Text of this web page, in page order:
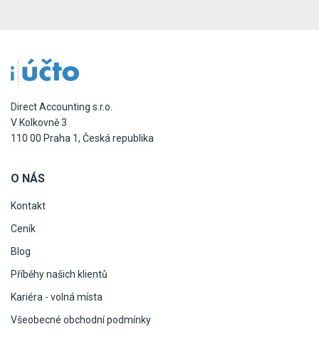
Direct Accounting s.r.o.
V Kolkovně 3
110 00 Praha 1, Česká republika
O NÁS
Kontakt
Ceník
Blog
Příběhy našich klientů
Kariéra - volná místa
Všeobecné obchodní podmínky